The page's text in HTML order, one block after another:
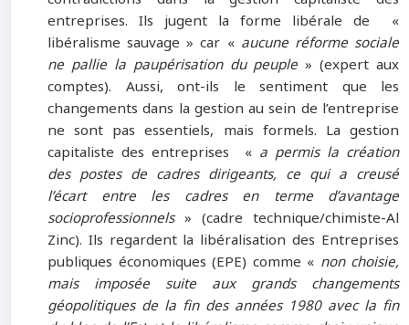
entreprises. Ils jugent la forme libérale de «
libéralisme sauvage » car « aucune réforme sociale
ne pallie la paupérisation du peuple » (expert aux
comptes). Aussi, ont-ils le sentiment que les
changements dans la gestion au sein de l’entreprise
ne sont pas essentiels, mais formels. La gestion
capitaliste des entreprises « a permis la création
des postes de cadres dirigeants, ce qui a creusé
l’écart entre les cadres en terme d’avantage
socioprofessionnels» (cadre technique/chimiste-Al
Zinc). Ils regardent la libéralisation des Entreprises
publiques économiques (EPE) comme « non choisie,
mais imposée suite aux grands changements
géopolitiques de la fin des années 1980 avec la fin